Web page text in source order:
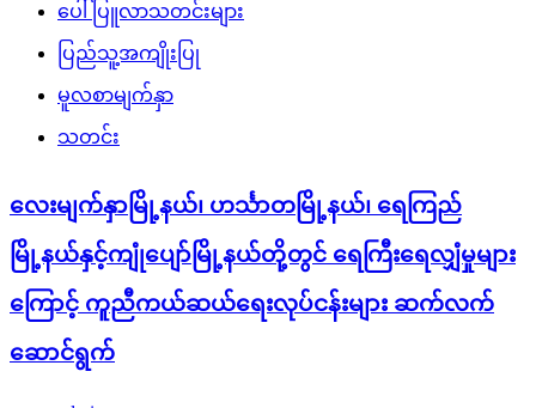
ပေါ်ပြူလာသတင်းများ
ပြည်သူ့အကျိုးပြု
မူလစာမျက်နှာ
သတင်း
လေးမျက်နှာမြို့နယ်၊ ဟင်္သာတမြို့နယ်၊ ရေကြည်
မြို့နယ်နှင့်ကျုံပျော်မြို့နယ်တို့တွင် ရေကြီးရေလျှံမှုများ
ကြောင့် ကူညီကယ်ဆယ်ရေးလုပ်ငန်းများ ဆက်လက်
ဆောင်ရွက်